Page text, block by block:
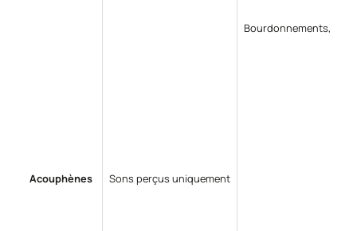
Acouphènes Sons perçus uniquement
Bourdonnements,